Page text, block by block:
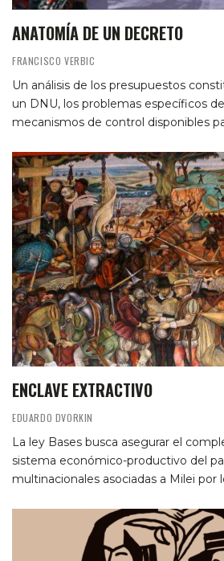
ANATOMÍA DE UN DECRETO
FRANCISCO VERBIC
Un análisis de los presupuestos
un DNU, los problemas específicos
mecanismos de control disponibles
ENCLAVE EXTRACTIVO
EDUARDO DVORKIN
La ley Bases busca asegurar el
sistema económico-productivo del
multinacionales asociadas a Milei por